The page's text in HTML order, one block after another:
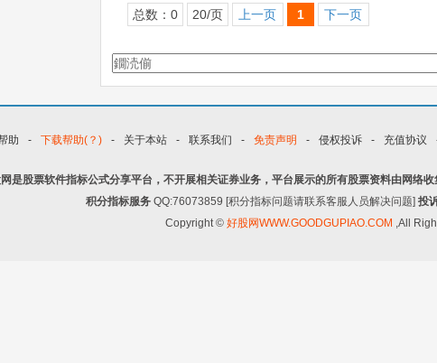
总数：0 20/页 上一页 1 下一页
助 - 下载帮助(？) - 关于本站 - 联系我们 - 免责声明 - 侵权投诉 - 充值协议
是股票软件指标公式分享平台，不开展相关证券业务，平台展示的所有股票资料由网络
积分指标服务 QQ:76073859 [积分指标问题请联系客服人员解决问题] 投
Copyright © 好股网WWW.GOODGUPIAO.COM ,All